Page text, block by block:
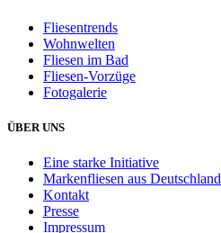
Fliesentrends
Wohnwelten
Fliesen im Bad
Fliesen-Vorzüge
Fotogalerie
ÜBER UNS
Eine starke Initiative
Markenfliesen aus Deutschland
Kontakt
Presse
Impressum